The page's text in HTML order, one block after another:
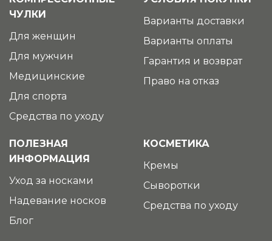
ЧУЛКИ
Для женщин
Для мужчин
Медицинские
Для спорта
Средства по уходу
Варианты доставки
Варианты оплаты
Гарантия и возврат
Право на отказ
ПОЛЕЗНАЯ
ИНФОРМАЦИЯ
Уход за носками
Надевание носков
Блог
КОСМЕТИКА
Кремы
Сыворотки
Средства по уходу